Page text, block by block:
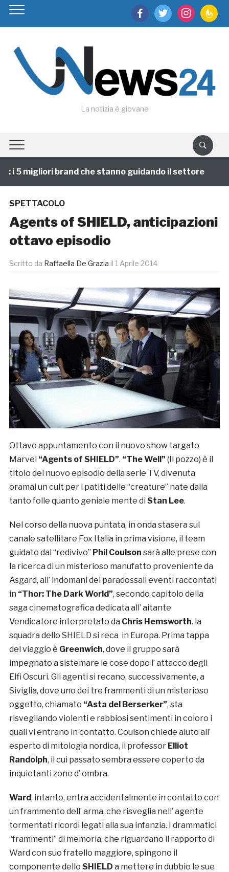
facebooktwitter instagram
La notizia è giovane
5 migliori brand che stanno guidando il settore
SPETTACOLO
Agents of SHIELD, anticipazioni
ottavo episodio
Scritto da Raffaella De Grazia il 1 Aprile 2014
Ottavo appuntamento con il nuovo show targato
Marvel “Agents of SHIELD”. “The Well” (Il pozzo) è il
titolo del nuovo episodio della serie TV, divenuta
oramai un cult per i patiti delle “creature” nate dalla
tanto folle quanto geniale mente di Stan Lee.
Nel corso della nuova puntata, in onda stasera sul
canale satellitare Fox Italia in prima visione, il team
guidato dal “redivivo” Phil Coulson sarà alle prese con
la ricerca di un misterioso manufatto proveniente da
Asgard, all’ indomani dei paradossali eventi raccontati
in “Thor: The Dark World”, secondo capitolo della
saga cinematografica dedicata all’ aitante
Vendicatore interpretato da Chris Hemsworth. la
squadra dello SHIELD si reca in Europa. Prima tappa
del viaggio è Greenwich, dove il gruppo sarà
impegnato a sistemare le cose dopo l’ attacco degli
Elfi Oscuri. Gli agenti si recano, successivamente, a
Siviglia, dove uno dei tre frammenti di un misterioso
oggetto, chiamato “Asta del Berserker”, sta
risvegliando violenti e rabbiosi sentimenti in coloro i
quali vi entrano in contatto. Coulson chiede aiuto all’
esperto di mitologia nordica, il professor Elliot
Randolph, il cui passato sembra essere coperto da
inquietanti zone d’ ombra.
Ward, intanto, entra accidentalmente in contatto con
un frammento dell’ arma, che risveglia nell’ agente
tormentati ricordi legati alla sua infanzia. I drammatici
“frammenti” di memoria, che riguardano il rapporto di
Ward con suo fratello maggiore, spingono il
componente dello SHIELD a mettere in dubbio le sue